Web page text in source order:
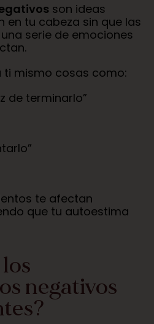
son ideas
en tu cabeza sin que las
serie de emociones
ti mismo cosas como:
de terminarlo”
te afectan
que tu autoestima
negativos